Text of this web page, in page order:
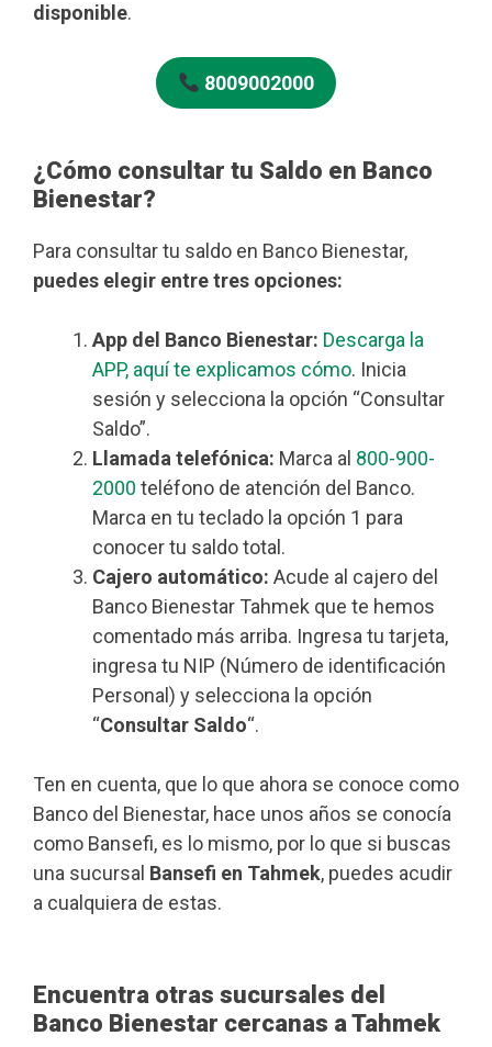
disponible.
8009002000
¿Cómo consultar tu Saldo en Banco
Bienestar?
Para consultar tu saldo en Banco Bienestar,
puedes elegir entre tres opciones:
App del Banco Bienestar: Descarga la
APP, aquí te explicamos cómo. Inicia
sesión y selecciona la opción “Consultar
Saldo”.
Llamada telefónica: Marca al 800-900-
2000 teléfono de atención del Banco.
Marca en tu teclado la opción 1 para
conocer tu saldo total.
Cajero automático: Acude al cajero del
Banco Bienestar Tahmek que te hemos
comentado más arriba. Ingresa tu tarjeta,
ingresa tu NIP (Número de identificación
Personal) y selecciona la opción
“Consultar Saldo“.
Ten en cuenta, que lo que ahora se conoce como
Banco del Bienestar, hace unos años se conocía
como Bansefi, es lo mismo, por lo que si buscas
una sucursal Bansefi en Tahmek, puedes acudir
a cualquiera de estas.
Encuentra otras sucursales del
Banco Bienestar cercanas a Tahmek